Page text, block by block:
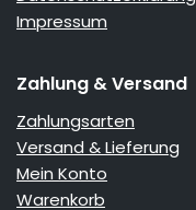
Impressum
Zahlung & Versand
Zahlungsarten
Versand & Lieferung
Mein Konto
Warenkorb